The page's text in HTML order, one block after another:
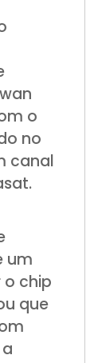
o
no
canal
um
o chip
que